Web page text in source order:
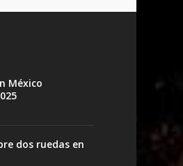
México
dos ruedas en